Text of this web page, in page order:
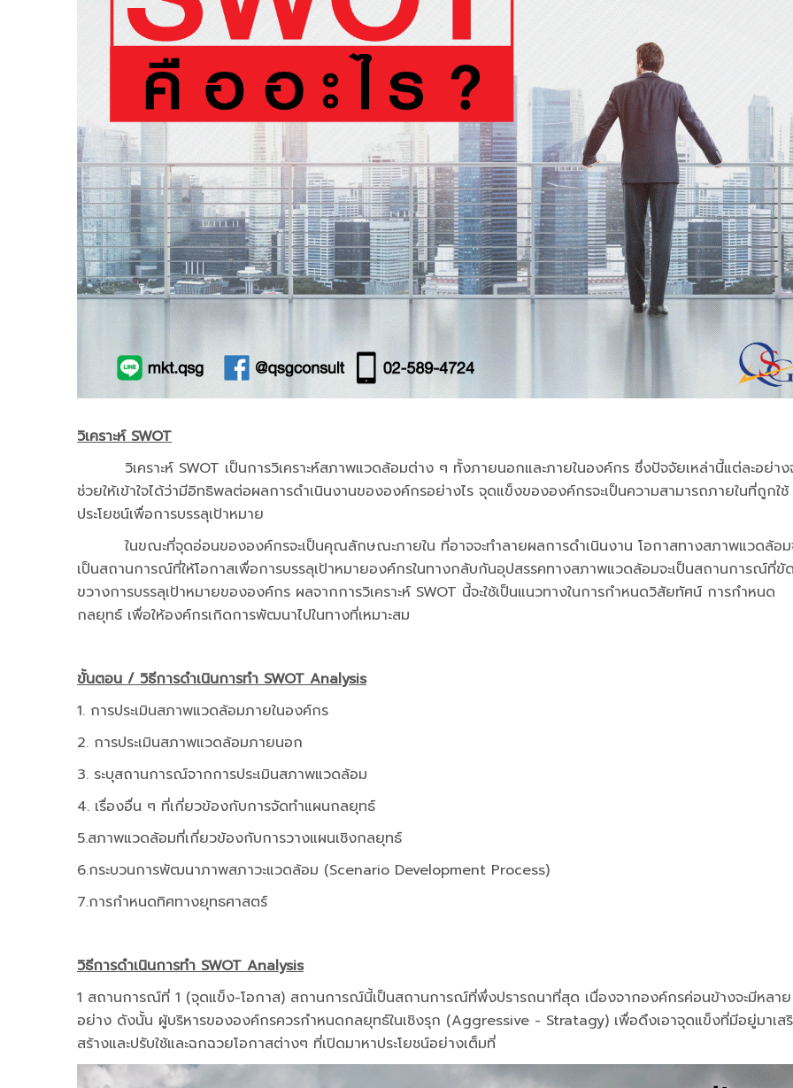
วิเคราะห์SWOT
วิเคราะห์ SWOT เป็นการวิเคราะห์สภาพแวดล้อมต่าง ๆ ทั้งภายนอกและภายในองค์กร ซึ่งปัจจัยเหล่านี้แต่ละอย่าง
ช่วยให้เข้าใจได้ว่ามีอิทธิพลต่อผลการดำเนินงานขององค์กรอย่างไร จุดแข็งขององค์กรจะเป็นความสามารถภายในที่ถูกใช้
ประโยชน์เพื่อการบรรลุเป้าหมาย
ในขณะที่จุดอ่อนขององค์กรจะเป็นคุณลักษณะภายใน ที่อาจจะทำลายผลการดำเนินงาน โอกาสทางสภาพแวดล้อม
เป็นสถานการณ์ที่ให้โอกาสเพื่อการบรรลุเป้าหมายองค์กรในทางกลับกันอุปสรรคทางสภาพแวดล้อมจะเป็นสถานการณ์ที่ขั
ขวางการบรรลุเป้าหมายขององค์กร ผลจากการวิเคราะห์ SWOT นี้จะใช้เป็นแนวทางในการกำหนดวิสัยทัศน์ การกำหนด
กลยุทธ์ เพื่อให้องค์กรเกิดการพัฒนาไปในทางที่เหมาะสม
ขั้นตอน / วิธีการดำเนินการทำ SWOT Analysis
1. การประเมินสภาพแวดล้อมภายในองค์กร
2. การประเมินสภาพแวดล้อมภายนอก
3. ระบุสถานการณ์จากการประเมินสภาพแวดล้อม
4. เรื่องอื่น ๆ ที่เกี่ยวข้องกับการจัดทำแผนกลยุทธ์
5.สภาพแวดล้อมที่เกี่ยวข้องกับการวางแผนเชิงกลยุทธ์
6.กระบวนการพัฒนาภาพสภาวะแวดล้อม (Scenario Development Process)
7.การกำหนดทิศทางยุทธศาสตร์
วิธีการดำเนินการทำ SWOT Analysis
1 สถานการณ์ที่ 1 (จุดแข็ง-โอกาส) สถานการณ์นี้เป็นสถานการณ์ที่พึ่งปรารถนาที่สุด เนื่องจากองค์กรค่อนข้างจะมีหลาย
อย่าง ดังนั้น ผู้บริหารขององค์กรควรกำหนดกลยุทธ์ในเชิงรุก (Aggressive - Stratagy) เพื่อดึงเอาจุดแข็งที่มีอยู่มาเส
สร้างและปรับใช้และฉกฉวยโอกาสต่างๆ ที่เปิดมาหาประโยชน์อย่างเต็มที่